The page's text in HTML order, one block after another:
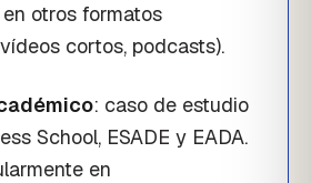
otros formatos
cortos, podcasts).
: caso de estudio
School, ESADE y EADA.
en